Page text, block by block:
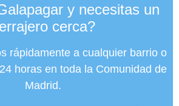
y necesitas un
cerca?
rápidamente a cualquier barrio o
horas en toda la Comunidad de
Madrid.